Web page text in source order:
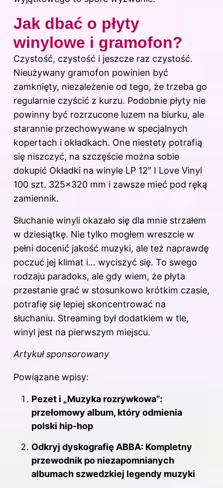
Jak dbać o płyty
winylowe i gramofon?
Czystość, czystość i jeszcze raz czystość.
Nieużywany gramofon powinien być
zamknięty, niezależenie od tego, że trzeba go
regularnie czyścić z kurzu. Podobnie płyty nie
powinny być rozrzucone luzem na biurku, ale
starannie przechowywane w specjalnych
kopertach i okładkach. One niestety potrafią
się niszczyć, na szczęście można sobie
dokupić Okładki na winyle LP 12″ I Love Vinyl
100 szt. 325×320 mm i zawsze mieć pod ręką
zamiennik.
Słuchanie winyli okazało się dla mnie strzałem
w dziesiątkę. Nie tylko mogłem wreszcie w
pełni docenić jakość muzyki, ale też naprawdę
poczuć jej klimat i… wyciszyć się. To swego
rodzaju paradoks, ale gdy wiem, że płyta
przestanie grać w stosunkowo krótkim czasie,
potrafię się lepiej skoncentrować na
słuchaniu. Streaming był dodatkiem w tle,
winyl jest na pierwszym miejscu.
Artykuł sponsorowany
Powiązane wpisy:
Pezet i „Muzyka rozrywkowa”:
przełomowy album, który odmienia
polski hip-hop
Odkryj dyskografię ABBA: Kompletny
przewodnik po niezapomnianych
albumach szwedzkiej legendy muzyki